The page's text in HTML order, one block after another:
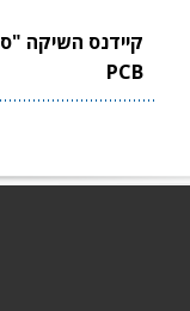
קיידנס השיקה
PCB